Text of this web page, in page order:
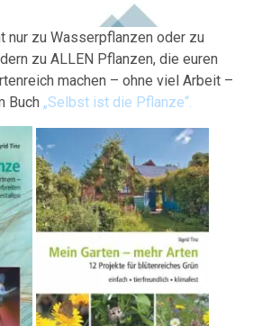
nur zu Wasserpflanzen oder zu
zu ALLEN Pflanzen, die euren
machen – ohne viel Arbeit –
Buch „Selbst ist die Pflanze“.